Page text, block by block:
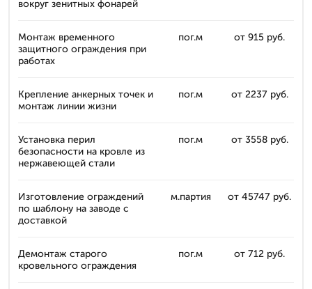
вокруг зенитных фонарей
Монтаж временного
защитного ограждения при
работах
пог.м от 915 руб.
Крепление анкерных точек и
монтаж линии жизни
пог.м от 2237 руб.
Установка перил
безопасности на кровле из
нержавеющей стали
пог.м от 3558 руб.
Изготовление ограждений
по шаблону на заводе с
доставкой
м.партия от 45747 руб.
Демонтаж старого
кровельного ограждения
пог.м от 712 руб.